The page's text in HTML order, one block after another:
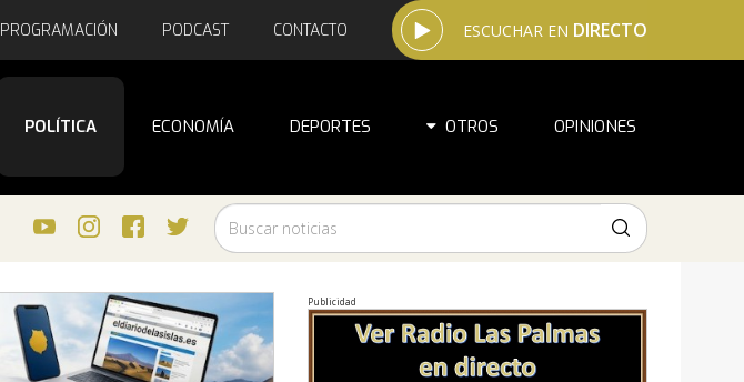
ESCUCHAR EN DIRECTO
PROGRAMACIÓN PODCAST CONTACTO
POLÍTICA ECONOMÍA DEPORTES OTROS OPINIONES
Publicidad